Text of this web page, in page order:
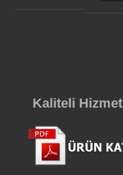
Kaliteli Hizmet